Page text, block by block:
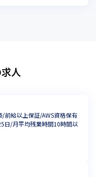
人
/前給以上保証/AWS資格保有
日/月平均残業時間10時間以